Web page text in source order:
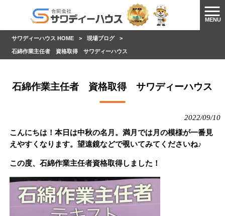
MENU
サワディーハウス HOME > 現場ブログ >
石綿作業主任者 資格取得 サワディーハウス
石綿作業主任者 資格取得 サワディーハウス
2022/09/10
こんにちは！本日は中秋の名月。 満月では月の模様が一番見
えやすくなります。望遠鏡などで覗いてみてくださいね♪
この度、石綿作業主任者資格取得しました！